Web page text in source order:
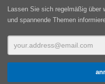
Lassen Sie sich regelmäßig über
und spannende Themen